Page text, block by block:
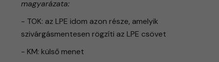
magyarázata:
- TOK: az LPE idom azon része, amelyik
szivárgásmentesen rögzíti az LPE csövet
- KM: külső menet